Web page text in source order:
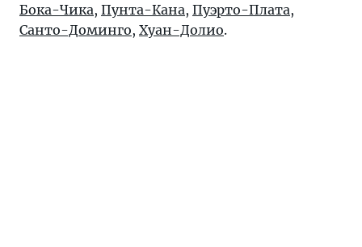
Бока-Чика, Пунта-Кана, Пуэрто-Плата,
Санто-Доминго, Хуан-Долио.